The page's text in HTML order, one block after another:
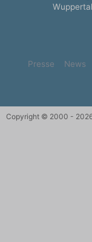
Wuppertal
Presse News
Copyright © 2000 -